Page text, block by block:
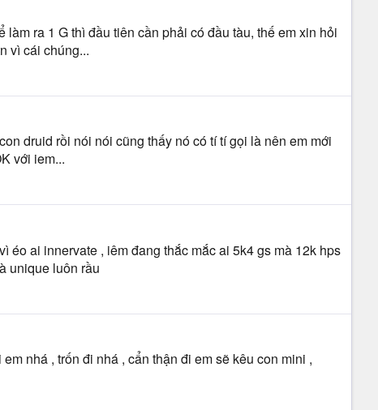
ra 1 G thì đầu tiên cần phải có đầu tàu, thế em xin hỏi
vì cái chúng...
druid rồi nói nói cũng thấy nó có tí tí gọi là nên em mới
với iem...
ai innervate , iêm đang thắc mắc ai 5k4 gs mà 12k hps
unique luôn rầu
nhá , trốn đi nhá , cẩn thận đi em sẽ kêu con mini ,